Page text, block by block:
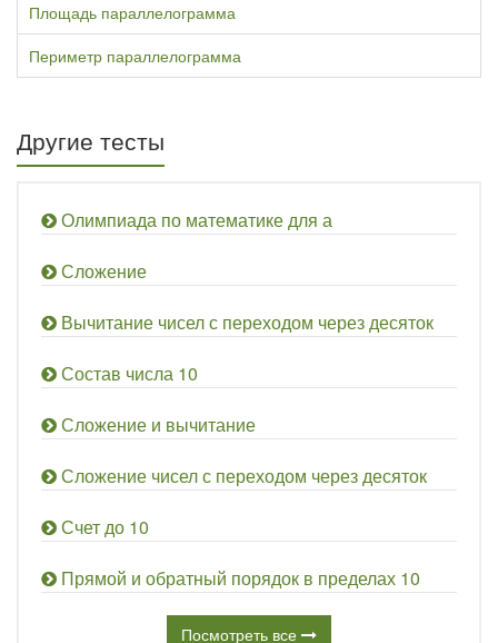
Площадь параллелограмма
Периметр параллелограмма
Другие тесты
Олимпиада по математике для а
Сложение
Вычитание чисел с переходом через десяток
Состав числа 10
Сложение и вычитание
Сложение чисел с переходом через десяток
Счет до 10
Прямой и обратный порядок в пределах 10
Посмотреть все